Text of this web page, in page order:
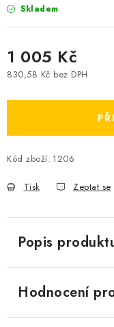
Skladem
1 005 Kč
830,58 Kč bez DPH
Kód zboží: 1206
Tisk Zeptat se
Popis
Hodnocení